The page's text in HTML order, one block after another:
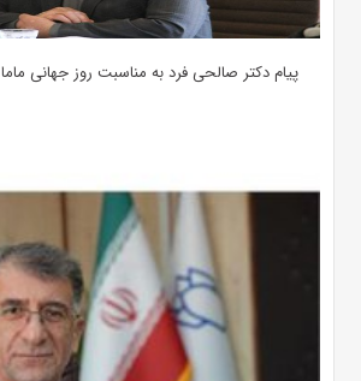
پیام دکتر صالحی فرد به مناسبت روز جهانی ماما